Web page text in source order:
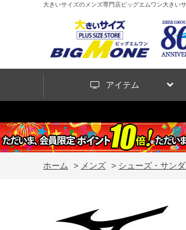
大きいサイズのメンズ専門店ビッグエムワン大きい
アイテム
ホーム > メンズ > シューズ・サン